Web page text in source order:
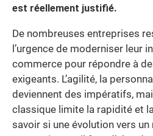
est réellement justifié.
De nombreuses entreprises
l’urgence de moderniser leur
commerce pour répondre à
exigeants. L’agilité, la
deviennent des impératifs,
classique limite la rapidité et
savoir si une évolution vers